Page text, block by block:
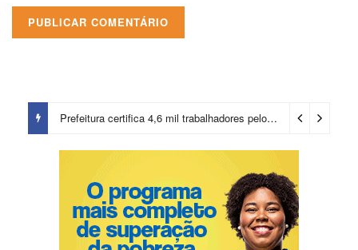
Prefeitura certifica 4,6 mil trabalhadores pelo programa Treinar para Empregar e realiza Feirão de Empregabilidade